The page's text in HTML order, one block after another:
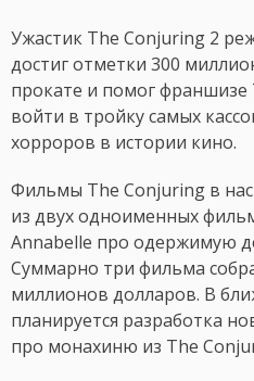
Ужастик The Conjuring 2
достиг отметки 300
прокате и помог франшизе
войти в тройку самых
хорроров в истории кино.
Фильмы The Conjuring в
из двух одноименных
Annabelle про одержимую
Суммарно три фильма
миллионов долларов. В
планируется разработка
про монахиню из The